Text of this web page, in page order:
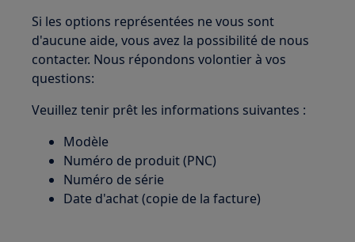
Si les options représentées ne vous sont
d'aucune aide, vous avez la possibilité de nous
contacter. Nous répondons volontier à vos
questions:
Veuillez tenir prêt les informations suivantes :
Modèle
Numéro de produit (PNC)
Numéro de série
Date d'achat (copie de la facture)